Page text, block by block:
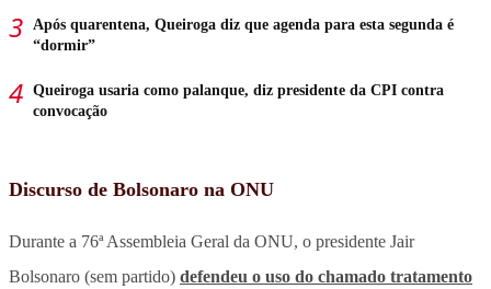
Após quarentena, Queiroga diz que agenda para esta segunda é
“dormir”
Queiroga usaria como palanque, diz presidente da CPI contra
convocação
Discurso de Bolsonaro na ONU
Durante a 76ª Assembleia Geral da ONU, o presidente Jair
Bolsonaro (sem partido) defendeu o uso do chamado tratamento